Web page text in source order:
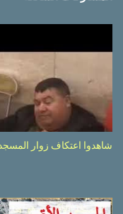
شاهدوا اعتكاف زوار